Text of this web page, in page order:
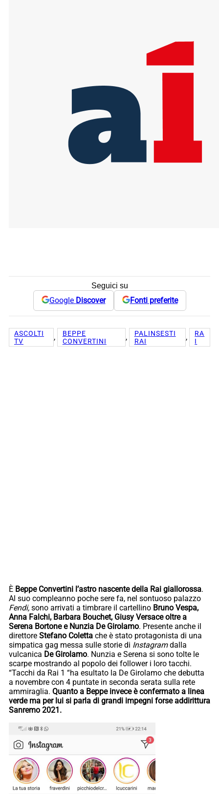
Seguici su
Google Discover Fonti preferite
ASCOLTI
TV
,
BEPPE
CONVERTINI
,
PALINSESTI
RAI
,
RA
I
È Beppe Convertini l’astro nascente della Rai giallorossa.
Al suo compleanno poche sere fa, nel sontuoso palazzo
Fendi, sono arrivati a timbrare il cartellino Bruno Vespa,
Anna Falchi, Barbara Bouchet, Giusy Versace oltre a
Serena Bortone e Nunzia De Girolamo. Presente anche il
direttore Stefano Coletta che è stato protagonista di una
simpatica gag messa sulle storie di Instagramdalla
vulcanica De Girolamo. Nunzia e Serena si sono tolte le
scarpe mostrando al popolo dei follower i loro tacchi.
“Tacchi da Rai 1 “ha esultato la De Girolamo che debutta
a novembre con 4 puntate in seconda serata sulla rete
ammiraglia. Quanto a Beppe invece è confermato a linea
verde ma per lui si parla di grandi impegni forse addirittura
Sanremo 2021.